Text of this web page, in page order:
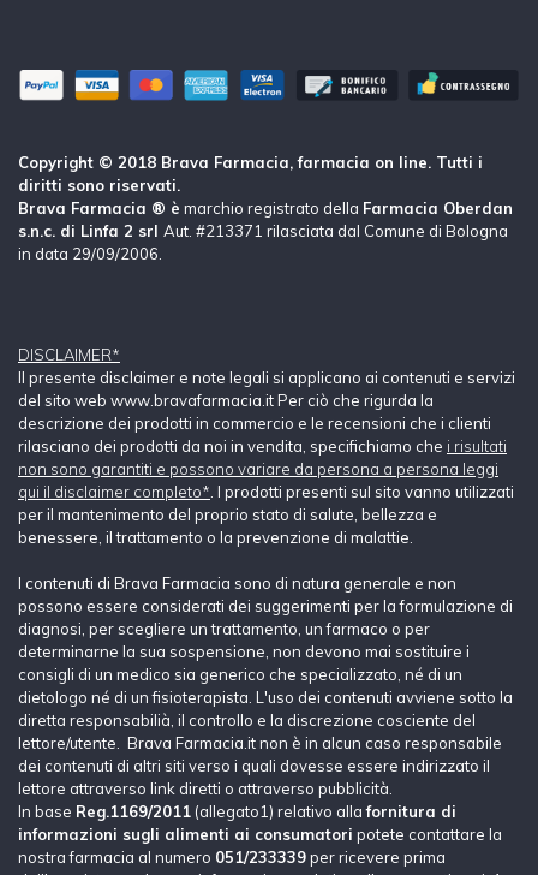
Copyright © 2018 Brava Farmacia, farmacia on line. Tutti i
diritti sono riservati.
Brava Farmacia ® è marchio registrato della Farmacia Oberdan
s.n.c. di Linfa 2 srl Aut. #213371 rilasciata dal Comune di Bologna
in data 29/09/2006.
DISCLAIMER*
Il presente disclaimer e note legali si applicano ai contenuti e servizi
del sito web www.bravafarmacia.it Per ciò che rigurda la
descrizione dei prodotti in commercio e le recensioni che i clienti
rilasciano dei prodotti da noi in vendita, specifichiamo che i risultati
non sono garantiti e possono variare da persona a persona leggi
qui il disclaimer completo* . I prodotti presenti sul sito vanno utilizzati
per il mantenimento del proprio stato di salute, bellezza e
benessere, il trattamento o la prevenzione di malattie.
I contenuti di Brava Farmacia sono di natura generale e non
possono essere considerati dei suggerimenti per la formulazione di
diagnosi, per scegliere un trattamento, un farmaco o per
determinarne la sua sospensione, non devono mai sostituire i
consigli di un medico sia generico che specializzato, né di un
dietologo né di un fisioterapista. L'uso dei contenuti avviene sotto la
diretta responsabilià, il controllo e la discrezione cosciente del
lettore/utente. Brava Farmacia.it non è in alcun caso responsabile
dei contenuti di altri siti verso i quali dovesse essere indirizzato il
lettore attraverso link diretti o attraverso pubblicità.
In base Reg.1169/2011 (allegato1) relativo allafornitura di
informazioni sugli alimenti ai consumatori potete contattare la
nostra farmacia al numero 051/233339per ricevere prima